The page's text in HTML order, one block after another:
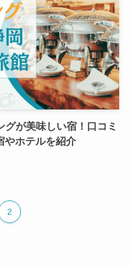
グが美味しい宿！口コミ
やホテルを紹介
2